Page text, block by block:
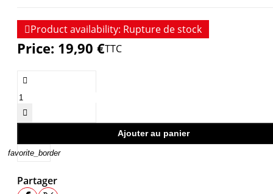
Price: 19,90 €TTC


Ajouter au panier
favorite_border
Product availability: Rupture de stock
Partager